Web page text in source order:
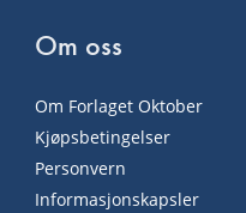
Om oss
Om Forlaget Oktober
Kjøpsbetingelser
Personvern
Informasjonskapsler